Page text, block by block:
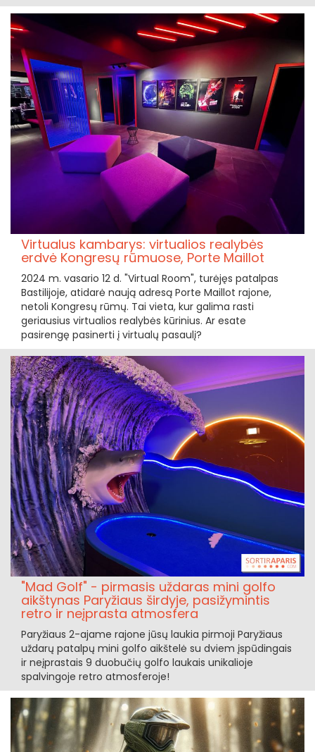
Virtualus kambarys: virtualios realybės
erdvė Kongresų rūmuose, Porte Maillot
2024 m. vasario 12 d. "Virtual Room", turėjęs patalpas
Bastilijoje, atidarė naują adresą Porte Maillot rajone,
netoli Kongresų rūmų. Tai vieta, kur galima rasti
geriausius virtualios realybės kūrinius. Ar esate
pasirengę pasinerti į virtualų pasaulį?
"Mad Golf" - pirmasis uždaras mini golfo
aikštynas Paryžiaus širdyje, pasižymintis
retro ir neįprasta atmosfera
Paryžiaus 2-ajame rajone jūsų laukia pirmoji Paryžiaus
uždarų patalpų mini golfo aikštelė su dviem įspūdingais
ir neįprastais 9 duobučių golfo laukais unikalioje
spalvingoje retro atmosferoje!